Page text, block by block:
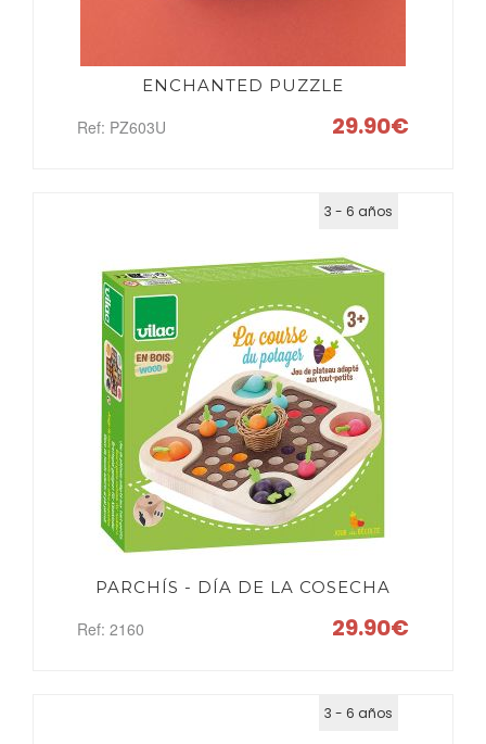
ENCHANTED PUZZLE
Ref: PZ603U 29.90€
3 - 6 años
PARCHÍS - DÍA DE LA COSECHA
Ref: 2160 29.90€
3 - 6 años